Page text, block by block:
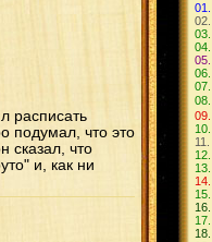
расписать
подумал, что это
сказал, что
и, как ни